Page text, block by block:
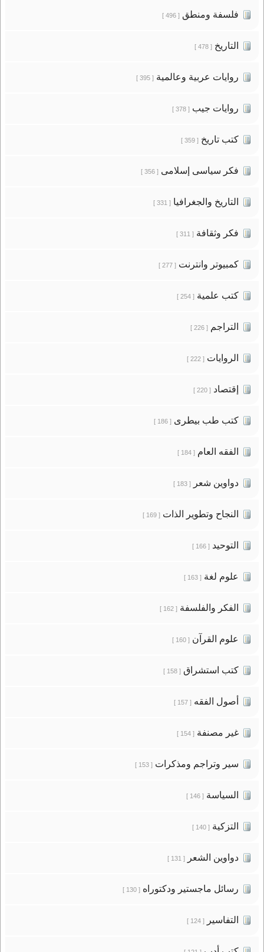
فلسفة ومنطق[ 496 ]
التاريخ[ 478 ]
روايات عربية وعالمية[ 395 ]
روايات جيب[ 378 ]
كتب تاريخ[ 359 ]
فكر سياسى إسلامى[ 356 ]
التاريخ والجغرافيا[ 331 ]
فكر وثقافة[ 311 ]
كمبيوتر وانترنت[ 277 ]
كتب علمية[ 254 ]
التراجم[ 226 ]
الروايات[ 222 ]
إقتصاد[ 220 ]
كتب طب بيطرى[ 186 ]
الفقه العام[ 184 ]
دواوين شعر[ 183 ]
النجاح وتطوير الذات[ 169 ]
التوحيد[ 166 ]
علوم لغة[ 163 ]
الفكر والفلسفة[ 162 ]
علوم القرآن[ 160 ]
كتب استشراق[ 158 ]
أصول الفقه[ 157 ]
غير مصنفة[ 154 ]
سير وتراجم ومذكرات[ 153 ]
السياسة[ 146 ]
التزكية[ 140 ]
دواوين الشعر[ 131 ]
رسائل ماجستير ودكتوراه[ 130 ]
التفاسير[ 124 ]